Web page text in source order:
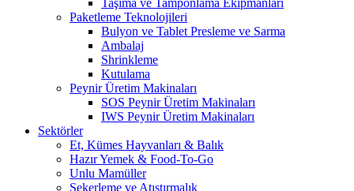
Taşıma ve Tamponlama Ekipmanları
Paketleme Teknolojileri
Bulyon ve Tablet Presleme ve Sarma
Ambalaj
Shrinkleme
Kutulama
Peynir Üretim Makinaları
SOS Peynir Üretim Makinaları
IWS Peynir Üretim Makinaları
Sektörler
Et, Kümes Hayvanları & Balık
Hazır Yemek & Food-To-Go
Unlu Mamüller
Şekerleme ve Atıştırmalık